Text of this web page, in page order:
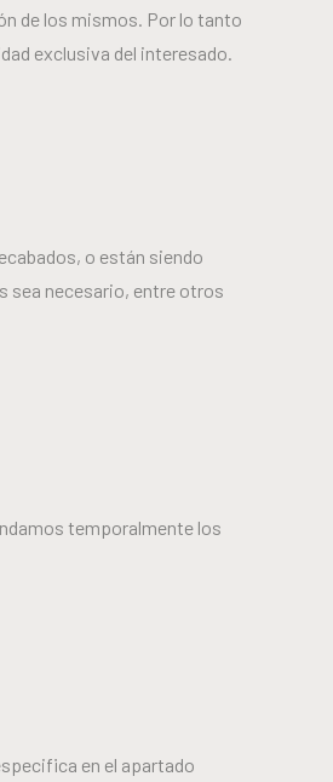
de los mismos. Por lo tanto
exclusiva del interesado.
o están siendo
sea necesario, entre otros
temporalmente los
en el apartado